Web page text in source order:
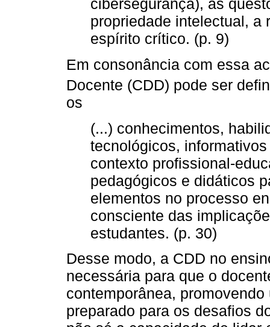
cibersegurança), as
propriedade intelectual, a
espírito crítico. (p. 9)
Em consonância com essa
Docente (CDD) pode ser
os
(...) conhecimentos,
tecnológicos,
contexto profissional-
pedagógicos e didáticos
elementos no processo
consciente das
estudantes. (p. 30)
Desse modo, a CDD no
necessária para que o
contemporânea,
preparado para os desafios